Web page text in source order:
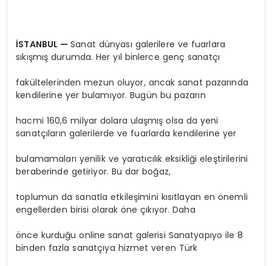
İSTANBUL —Sanat dünyası galerilere ve fuarlara
sıkışmış durumda. Her yıl binlerce genç sanatçı
fakültelerinden mezun oluyor, ancak sanat pazarında
kendilerine yer bulamıyor. Bugün bu pazarın
hacmi 160,6 milyar dolara ulaşmış olsa da yeni
sanatçıların galerilerde ve fuarlarda kendilerine yer
bulamamaları yenilik ve yaratıcılık eksikliği eleştirilerini
beraberinde getiriyor. Bu dar boğaz,
toplumun da sanatla etkileşimini kısıtlayan en önemli
engellerden birisi olarak öne çıkıyor. Daha
önce kurduğu online sanat galerisi Sanatyapıyo ile 8
binden fazla sanatçıya hizmet veren Türk